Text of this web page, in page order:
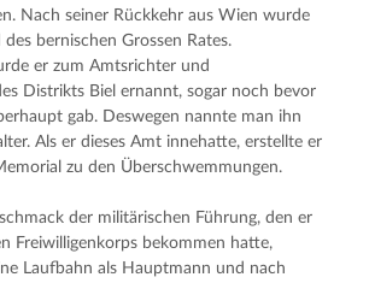
Nach seiner Rückkehr aus Wien wurde
bernischen Grossen Rates.
er zum Amtsrichter und
Distrikts Biel ernannt, sogar noch bevor
gab. Deswegen nannte man ihn
Als er dieses Amt innehatte, erstellte er
zu den Überschwemmungen.
der militärischen Führung, den er
Freiwilligenkorps bekommen hatte,
Laufbahn als Hauptmann und nach